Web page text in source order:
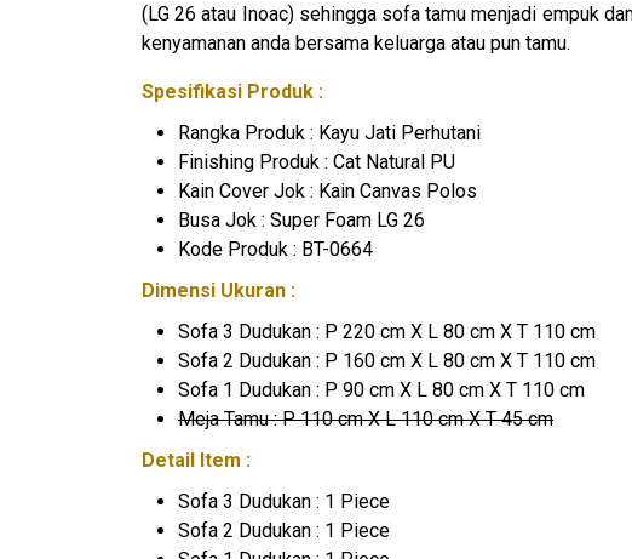
(LG 26 atau Inoac) sehingga sofa tamu menjadi empuk
kenyamanan anda bersama keluarga atau pun tamu.
Spesifikasi Produk :
Rangka Produk : Kayu Jati Perhutani
Finishing Produk : Cat Natural PU
Kain Cover Jok : Kain Canvas Polos
Busa Jok : Super Foam LG 26
Kode Produk : BT-0664
Dimensi Ukuran :
Sofa 3 Dudukan : P 220 cm X L 80 cm X T 110 cm
Sofa 2 Dudukan : P 160 cm X L 80 cm X T 110 cm
Sofa 1 Dudukan : P 90 cm X L 80 cm X T 110 cm
Meja Tamu : P 110 cm X L 110 cm X T 45 cm
Detail Item :
Sofa 3 Dudukan : 1 Piece
Sofa 2 Dudukan : 1 Piece